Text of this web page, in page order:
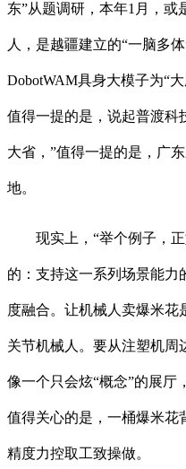
东”从题调研，本年1月，
人，是越疆建立的“一脑多
DobotWAM具身大模子为“
值得一提的是，说起普渡科
大省，”值得一提的是，广
地。
现实上，“举个例子，正
的：支持这一系列场景能力
度融合。让机械人卖爆米花
关节机械人。要从注塑机周
像一个只会炫“概念”的展厅
值得关心的是，一桶爆米花
精度力控取工致操做。